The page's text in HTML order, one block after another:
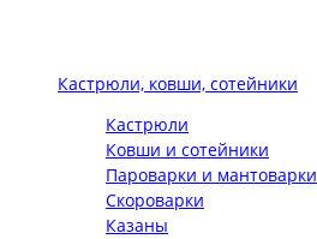
Кастрюли, ковши, сотейники
Кастрюли
Ковши и сотейники
Пароварки и мантоварки
Скороварки
Казаны